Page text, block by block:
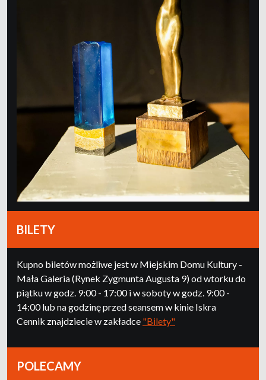
BILETY
Kupno biletów możliwe jest w Miejskim Domu Kultury -
Mała Galeria (Rynek Zygmunta Augusta 9) od wtorku do
piątku w godz. 9:00 - 17:00 i w soboty w godz. 9:00 -
14:00 lub na godzinę przed seansem w kinie Iskra
Cennik znajdziecie w zakładce "Bilety"
POLECAMY